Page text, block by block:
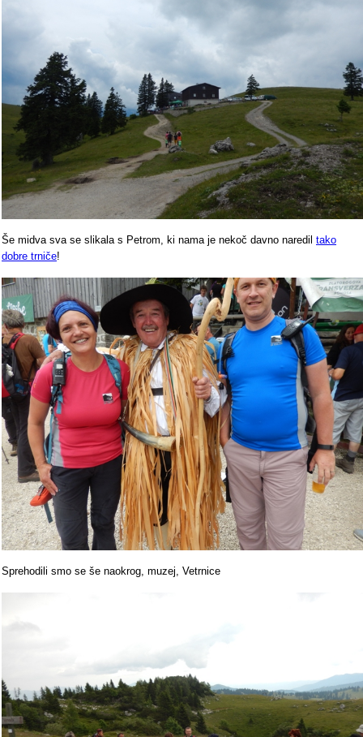
Še midva sva se slikala s Petrom, ki nama je nekoč davno naredil tako
dobre trniče!
Sprehodili smo se še naokrog, muzej, Vetrnice